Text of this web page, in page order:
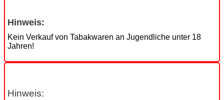
Hinweis:
Kein Verkauf von Tabakwaren an Jugendliche unter 18
Jahren!
Hinweis: